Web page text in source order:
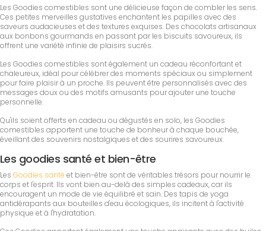
Les Goodies comestibles sont une délicieuse façon de combler les sens.
Ces petites merveilles gustatives enchantent les papilles avec des
saveurs audacieuses et des textures exquises. Des chocolats artisanaux
aux bonbons gourmands en passant par les biscuits savoureux, ils
offrent une variété infinie de plaisirs sucrés.
Les Goodies comestibles sont également un cadeau réconfortant et
chaleureux, idéal pour célébrer des moments spéciaux ou simplement
pour faire plaisir à un proche. Ils peuvent être personnalisés avec des
messages doux ou des motifs amusants pour ajouter une touche
personnelle.
Qu'ils soient offerts en cadeau ou dégustés en solo, les Goodies
comestibles apportent une touche de bonheur à chaque bouchée,
éveillant des souvenirs nostalgiques et des sourires savoureux.
Les goodies santé et bien-être
Les Goodies santé et bien-être sont de véritables trésors pour nourrir le
corps et l'esprit. Ils vont bien au-delà des simples cadeaux, car ils
encouragent un mode de vie équilibré et sain. Des tapis de yoga
antidérapants aux bouteilles d'eau écologiques, ils incitent à l'activité
physique et à l'hydratation.